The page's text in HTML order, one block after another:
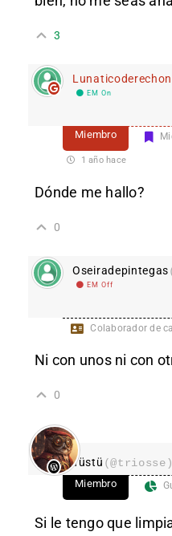
3
Lunaticoderechon
EM On
Miembro
1 año hace
Dónde me hallo?
0
Oseiradepintegas
EM Off
Colaborador de
Ni con unos ni con
0
Tüstü (@triosse)
Miembro
Si le tengo que